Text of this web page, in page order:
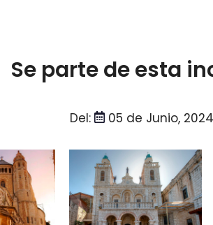
Se parte de esta
Del: 05 de Junio,